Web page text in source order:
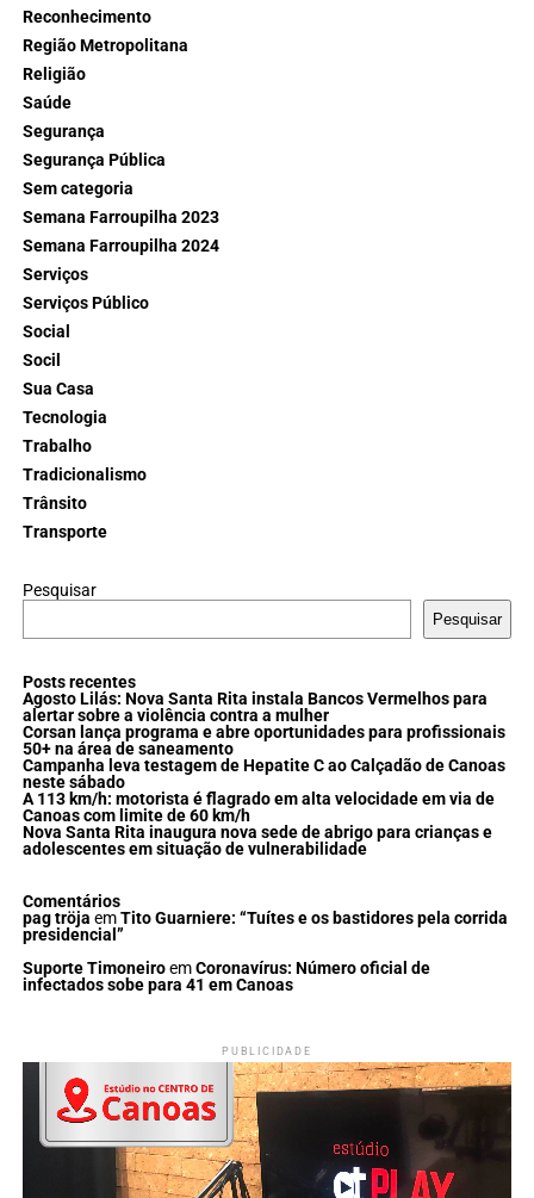
Reconhecimento
Região Metropolitana
Religião
Saúde
Segurança
Segurança Pública
Sem categoria
Semana Farroupilha 2023
Semana Farroupilha 2024
Serviços
Serviços Público
Social
Socil
Sua Casa
Tecnologia
Trabalho
Tradicionalismo
Trânsito
Transporte
Pesquisar
Pesquisar
Posts recentes
Agosto Lilás: Nova Santa Rita instala Bancos Vermelhos para
alertar sobre a violência contra a mulher
Corsan lança programa e abre oportunidades para profissionais
50+ na área de saneamento
Campanha leva testagem de Hepatite C ao Calçadão de Canoas
neste sábado
A 113 km/h: motorista é flagrado em alta velocidade em via de
Canoas com limite de 60 km/h
Nova Santa Rita inaugura nova sede de abrigo para crianças e
adolescentes em situação de vulnerabilidade
Comentários
pag tröja emTito Guarniere: “Tuítes e os bastidores pela corrida
presidencial”
Suporte TimoneiroemCoronavírus: Número oficial de
infectados sobe para 41 em Canoas
PUBLICIDADE